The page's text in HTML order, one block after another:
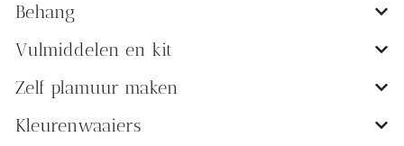
Behang
Vulmiddelen en kit
Zelf plamuur maken
Kleurenwaaiers